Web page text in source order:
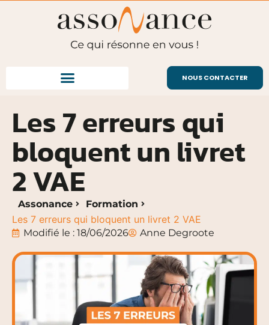
NOUS CONTACTER
Les 7 erreurs qui
bloquent un livret
2 VAE
Assonance Formation
Les 7 erreurs qui bloquent un livret 2 VAE
Modifié le : 18/06/2026 Anne Degroote